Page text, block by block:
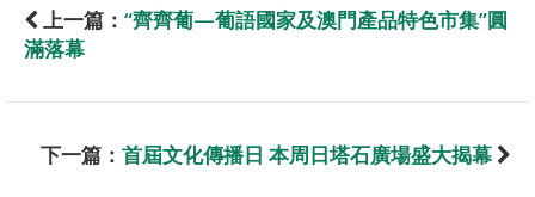
上一篇： “齊齊葡—葡語國家及澳門產品特色市集”圓
滿落幕
下一篇： 首屆文化傳播日 本周日塔石廣場盛大揭幕